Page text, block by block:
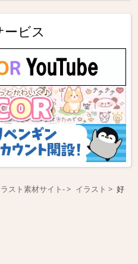
ビス
スト素材サイト- イラスト
好